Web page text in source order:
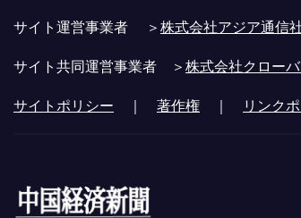
サイト運営事業者 ＞株式会社アジア通信
サイト共同運営事業者 ＞株式会社クロー
サイトポリシー ｜ 著作権 ｜ リンク